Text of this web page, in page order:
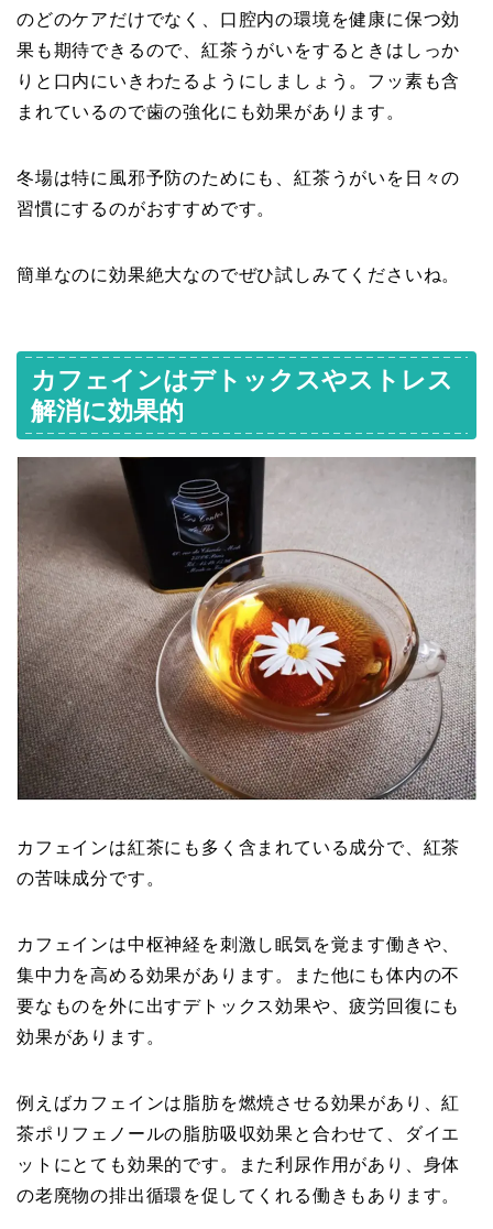
のどのケアだけでなく、口腔内の環境を健康に保つ効
果も期待できるので、紅茶うがいをするときはしっか
りと口内にいきわたるようにしましょう。フッ素も含
まれているので歯の強化にも効果があります。
冬場は特に風邪予防のためにも、紅茶うがいを日々の
習慣にするのがおすすめです。
簡単なのに効果絶大なのでぜひ試しみてくださいね。
カフェインはデトックスやストレス
解消に効果的
カフェインは紅茶にも多く含まれている成分で、紅茶
の苦味成分です。
カフェインは中枢神経を刺激し眠気を覚ます働きや、
集中力を高める効果があります。また他にも体内の不
要なものを外に出すデトックス効果や、疲労回復にも
効果があります。
例えばカフェインは脂肪を燃焼させる効果があり、紅
茶ポリフェノールの脂肪吸収効果と合わせて、ダイエ
ットにとても効果的です。また利尿作用があり、身体
の老廃物の排出循環を促してくれる働きもあります。